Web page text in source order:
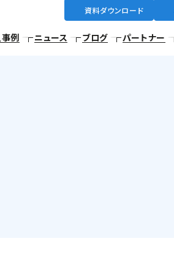
例 ニュース ブログ パートナー
資料ダウンロード